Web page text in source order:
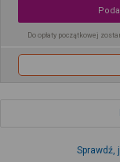
Do opłaty początkowej
Sprawdź,